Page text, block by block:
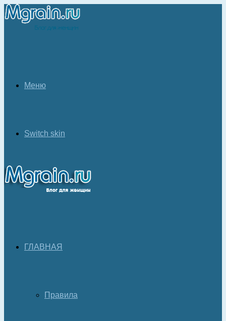
Меню
Switch skin
ГЛАВНАЯ
Правила